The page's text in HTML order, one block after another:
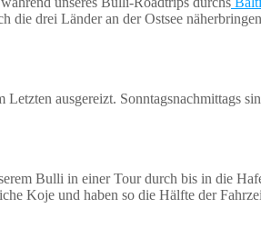
die drei Länder an der Ostsee
ausgereizt. Sonntagsnachmittags
Bulli in einer Tour durch bis in die
Koje und haben so die Hälfte der